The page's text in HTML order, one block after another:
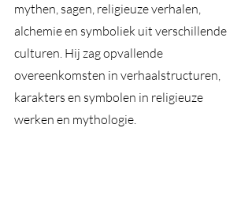
mythen, sagen, religieuze verhalen,
alchemie en symboliek uit verschillende
culturen. Hij zag opvallende
overeenkomsten in verhaalstructuren,
karakters en symbolen in religieuze
werken en mythologie.